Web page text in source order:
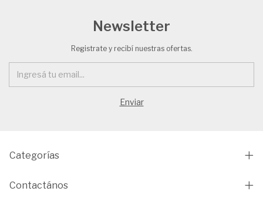
Newsletter
Registrate y recibí nuestras ofertas.
Categorías
Contactános